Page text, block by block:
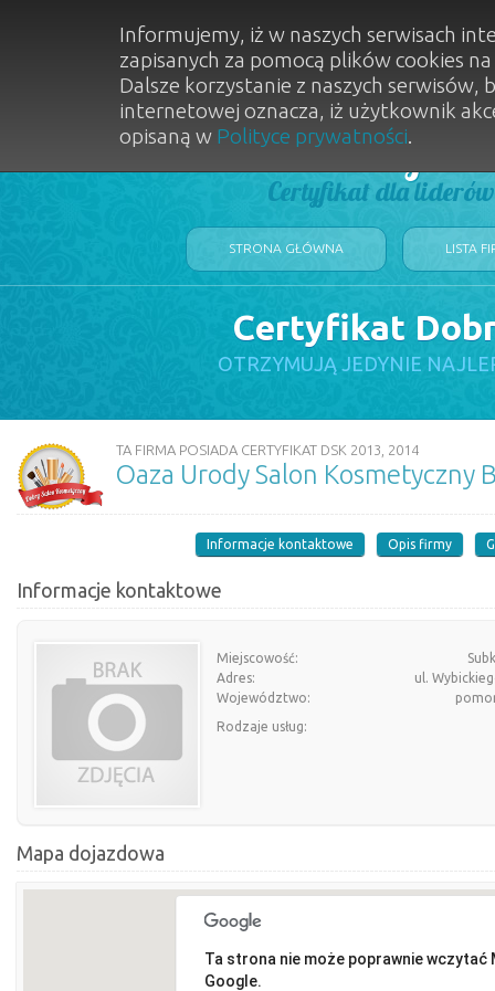
Dobry
Certyfikat dla
STRONA GŁÓWNA LISTA
Certyfikat
OTRZYMUJĄ JEDYNIE
TA FIRMA POSIADA CERTYFIKAT DSK 2013, 2014
Oaza Urody Salon Kosmetyczny
Informacje kontaktowe Opis firmy
Informacje kontaktowe
Miejscowość:
Adres:
ul.
Województwo:
Rodzaje usług:
Mapa dojazdowa
Ta strona nie może poprawnie wczytać
Google.
Informujemy, iż w naszych serwisach
zapisanych za pomocą plików cookies
Dalsze korzystanie z naszych
internetowej oznacza, iż użytkownik
opisaną w Polityce prywatności.